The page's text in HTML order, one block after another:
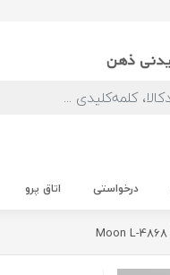
درخواستی اتاق پرو